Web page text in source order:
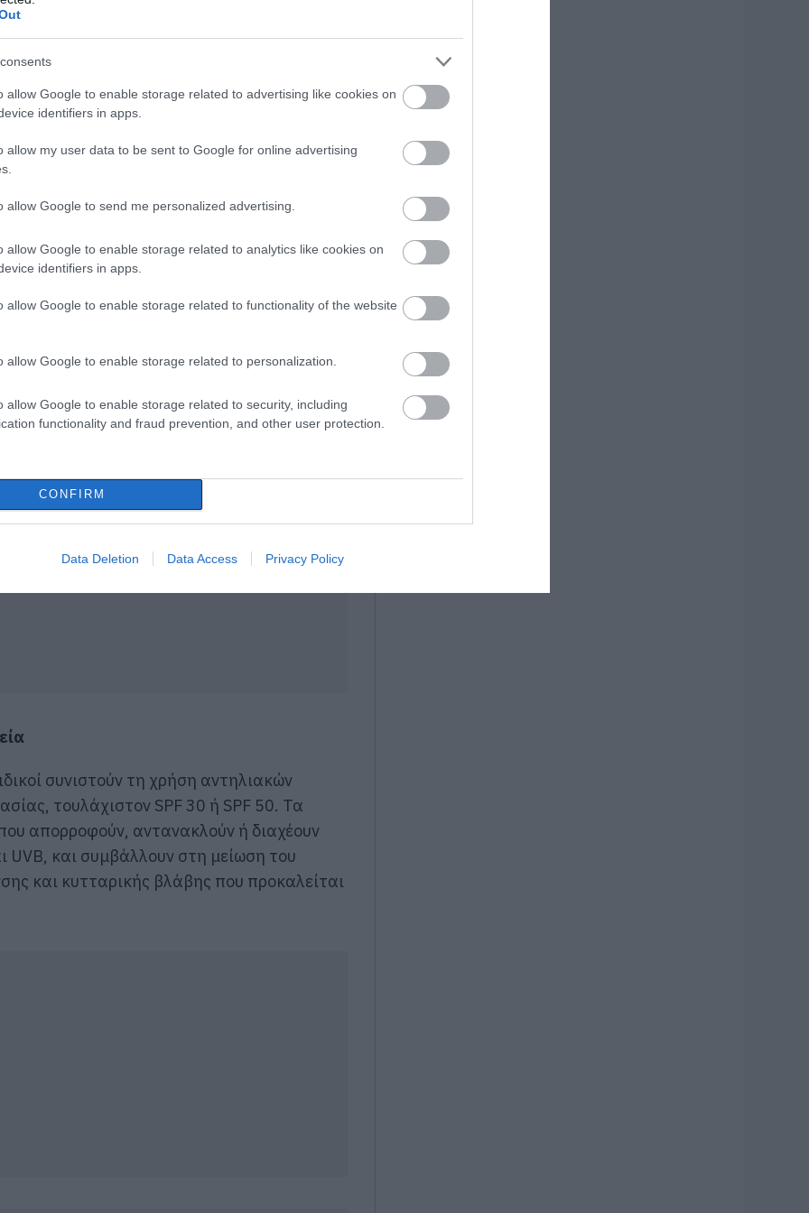
allow Google to enable storage related to advertising like cookies on
identifiers in apps.
allow my user data to be sent to Google for online advertising
allow Google to send me personalized advertising.
allow Google to enable storage related to analytics like cookies on
identifiers in apps.
allow Google to enable storage related to functionality of the website
allow Google to enable storage related to personalization.
allow Google to enable storage related to security, including
functionality and fraud prevention, and other user protection.
CONFIRM
Data Deletion Data Access Privacy Policy
κρέμα Nivea
των Laboratorios Calduch, Vicente
ότι η σύνθεσή της με έναν συνδυασμό
παραγόντων συμβάλλουν στη
μετά την έκθεση στον ήλιο. Ανέφερε
την υγρασία στην επιδερμίδα, ενώ
κερί και άλλοι παράγοντες ενισχύουν
μειώνοντας την απώλεια νερού.
της κρέμας Nivea μετά την έκθεση
αποκατάσταση της ενυδάτωσης και να
ότι «δεν περιέχει συστατικά ειδικά
ηλιακών εγκαυμάτων ή βλαβών που
επομένως δεν πρέπει να
για ηλιακά εγκαύματα».
συνιστούν τη χρήση αντηλιακών
τουλάχιστον SPF 30 ή SPF 50. Τα
απορροφούν, αντανακλούν ή διαχέουν
UVB, και συμβάλλουν στη μείωση του
και κυτταρικής βλάβης που προκαλείται
πάνω από 1.000
Νησί – Νέες εικόνες
07.08.2026 | 12:45
όσοι δουλέψουν στις
15 Αυγούστου